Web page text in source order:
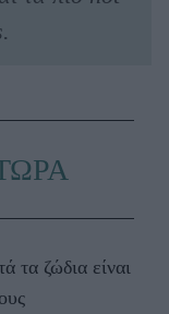
τα ζώδια είναι